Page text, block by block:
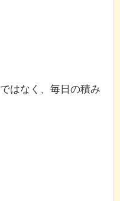
はなく、毎日の積み